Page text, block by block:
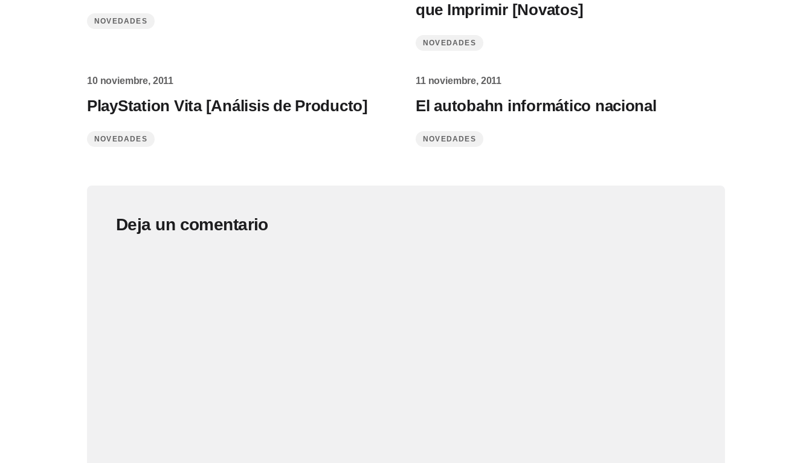
NOVEDADES
que Imprimir [Novatos]
NOVEDADES
10 noviembre, 2011
PlayStation Vita [Análisis de Producto]
NOVEDADES
11 noviembre, 2011
El autobahn informático nacional
NOVEDADES
Deja un comentario